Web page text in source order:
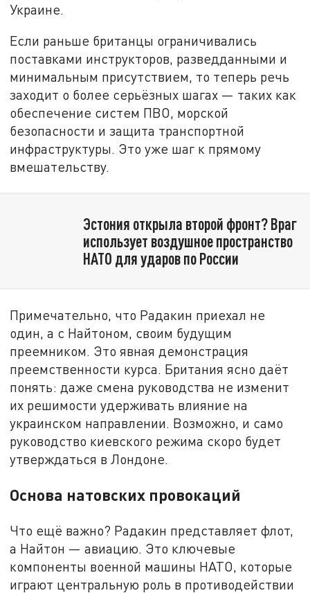
Украине.
Если раньше британцы ограничивались
поставками инструкторов, разведданными и
минимальным присутствием, то теперь речь
заходит о более серьёзных шагах — таких как
обеспечение систем ПВО, морской
безопасности и защита транспортной
инфраструктуры. Это уже шаг к прямому
вмешательству.
Эстония открыла второй фронт? Враг
использует воздушное пространство
НАТО для ударов по России
Примечательно, что Радакин приехал не
один, а с Найтоном, своим будущим
преемником. Это явная демонстрация
преемственности курса. Британия ясно даёт
понять: даже смена руководства не изменит
их решимости удерживать влияние на
украинском направлении. Возможно, и само
руководство киевского режима скоро будет
утверждаться в Лондоне.
Основа натовских провокаций
Что ещё важно? Радакин представляет флот,
а Найтон — авиацию. Это ключевые
компоненты военной машины НАТО, которые
играют центральную роль в противодействии